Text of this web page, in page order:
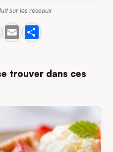
sur les réseaux
trouver dans ces